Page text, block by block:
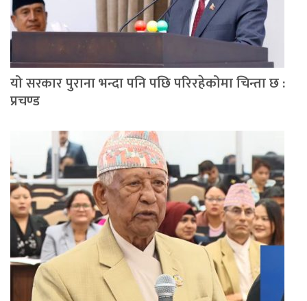
यो सरकार पुराना भन्दा पनि पछि परिरहेकोमा चिन्ता छ :
प्रचण्ड